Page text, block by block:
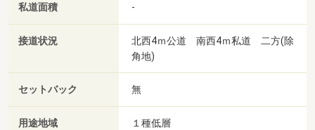
私道面積 -
接道状況
北西4ｍ公道 南西4ｍ私道 二方(除
角地)
セットバック 無
用途地域 １種低層